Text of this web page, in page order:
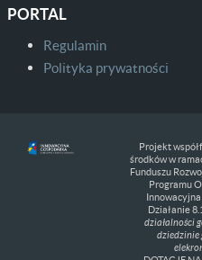
PORTAL
Regulamin
Polityka prywatności
Projekt
środków w
Funduszu
Programu
Innowacyjna
Działanie
działalności
dziedzinie